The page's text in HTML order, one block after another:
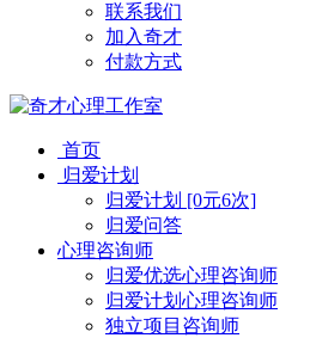
联系我们
加入奇才
付款方式
首页
归爱计划
归爱计划 [0元6次]
归爱问答
心理咨询师
归爱优选心理咨询师
归爱计划心理咨询师
独立项目咨询师